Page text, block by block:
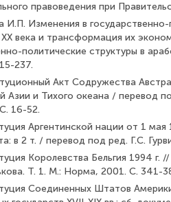
правоведения при
И.П. Изменения в
века и трансформация их
политические структуры в
237.
Акт Содружества
Азии и Тихого океана / перевод
16-52.
Аргентинской нации от 1
в 2 т. / перевод под ред. Г.С.
Королевства Бельгия 1994
Т. 1. М.: Норма, 2001. С. 341-
Соединенных Штатов